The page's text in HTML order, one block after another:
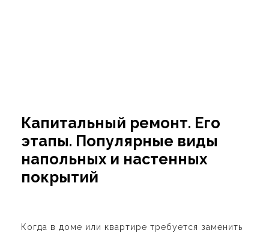
Капитальный ремонт. Его
этапы. Популярные виды
напольных и настенных
покрытий
Когда в доме или квартире требуется заменить